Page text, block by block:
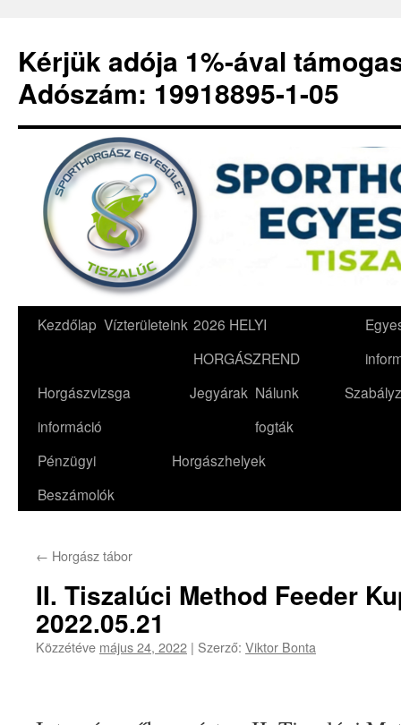
Kérjük adója 1%-ával
Adószám: 19918895-1-05
Kilépés
tartalomba
Kezdőlap Vízterületeink 2026 HELYI
HORGÁSZREND
Horgászvizsga
információ
Jegyárak Nálunk
fogták
Pénzügyi
Beszámolók
Horgászhelyek
← Horgász tábor
II. Tiszalúci Method Feeder
2022.05.21
Közzétéve május 24, 2022 | Szerző: Viktor Bonta